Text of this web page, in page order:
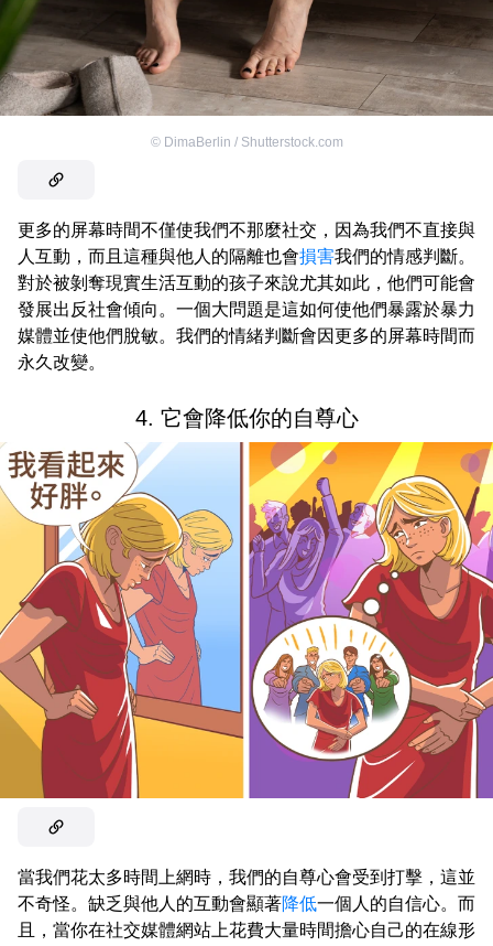
© DimaBerlin / Shutterstock.com
更多的屏幕時間不僅使我們不那麼社交，因為我們不直接與
人互動，而且這種與他人的隔離也會損害我們的情感判斷。
對於被剝奪現實生活互動的孩子來說尤其如此，他們可能會
發展出反社會傾向。一個大問題是這如何使他們暴露於暴力
媒體並使他們脫敏。我們的情緒判斷會因更多的屏幕時間而
永久改變。
4. 它會降低你的自尊心
當我們花太多時間上網時，我們的自尊心會受到打擊，這並
不奇怪。缺乏與他人的互動會顯著降低一個人的自信心。而
且，當你在社交媒體網站上花費大量時間擔心自己的在線形